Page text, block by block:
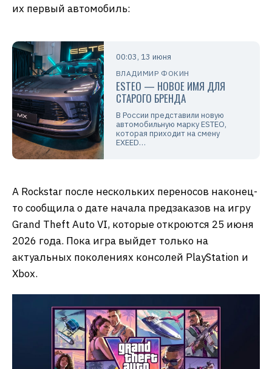
их первый автомобиль:
00:03, 13 июня
ВЛАДИМИР ФОКИН
ESTEO — НОВОЕ ИМЯ ДЛЯ
СТАРОГО БРЕНДА
В России представили новую
автомобильную марку ESTEO,
которая приходит на смену
EXEED…
А Rockstar после нескольких переносов наконец-
то сообщила о дате начала предзаказов на игру
Grand Theft Auto VI, которые откроются 25 июня
2026 года. Пока игра выйдет только на
актуальных поколениях консолей PlayStation и
Xbox.